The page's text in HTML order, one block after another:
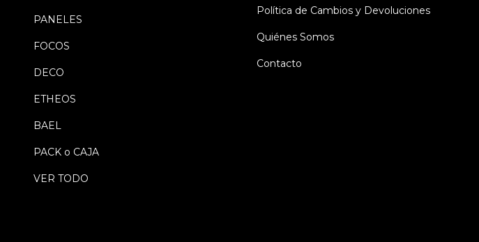
PANELES
FOCOS
DECO
ETHEOS
BAEL
PACK o CAJA
VER TODO
Política de Cambios y Devoluciones
Quiénes Somos
Contacto